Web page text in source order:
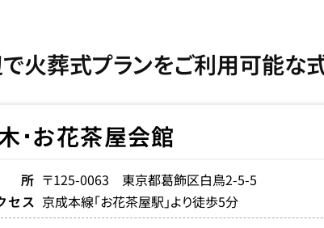
火葬式プランをご利用可能な
･お花茶屋会館
所 〒125-0063 東京都葛飾区白鳥2-5-5
セス 京成本線「お花茶屋駅」より徒歩5分